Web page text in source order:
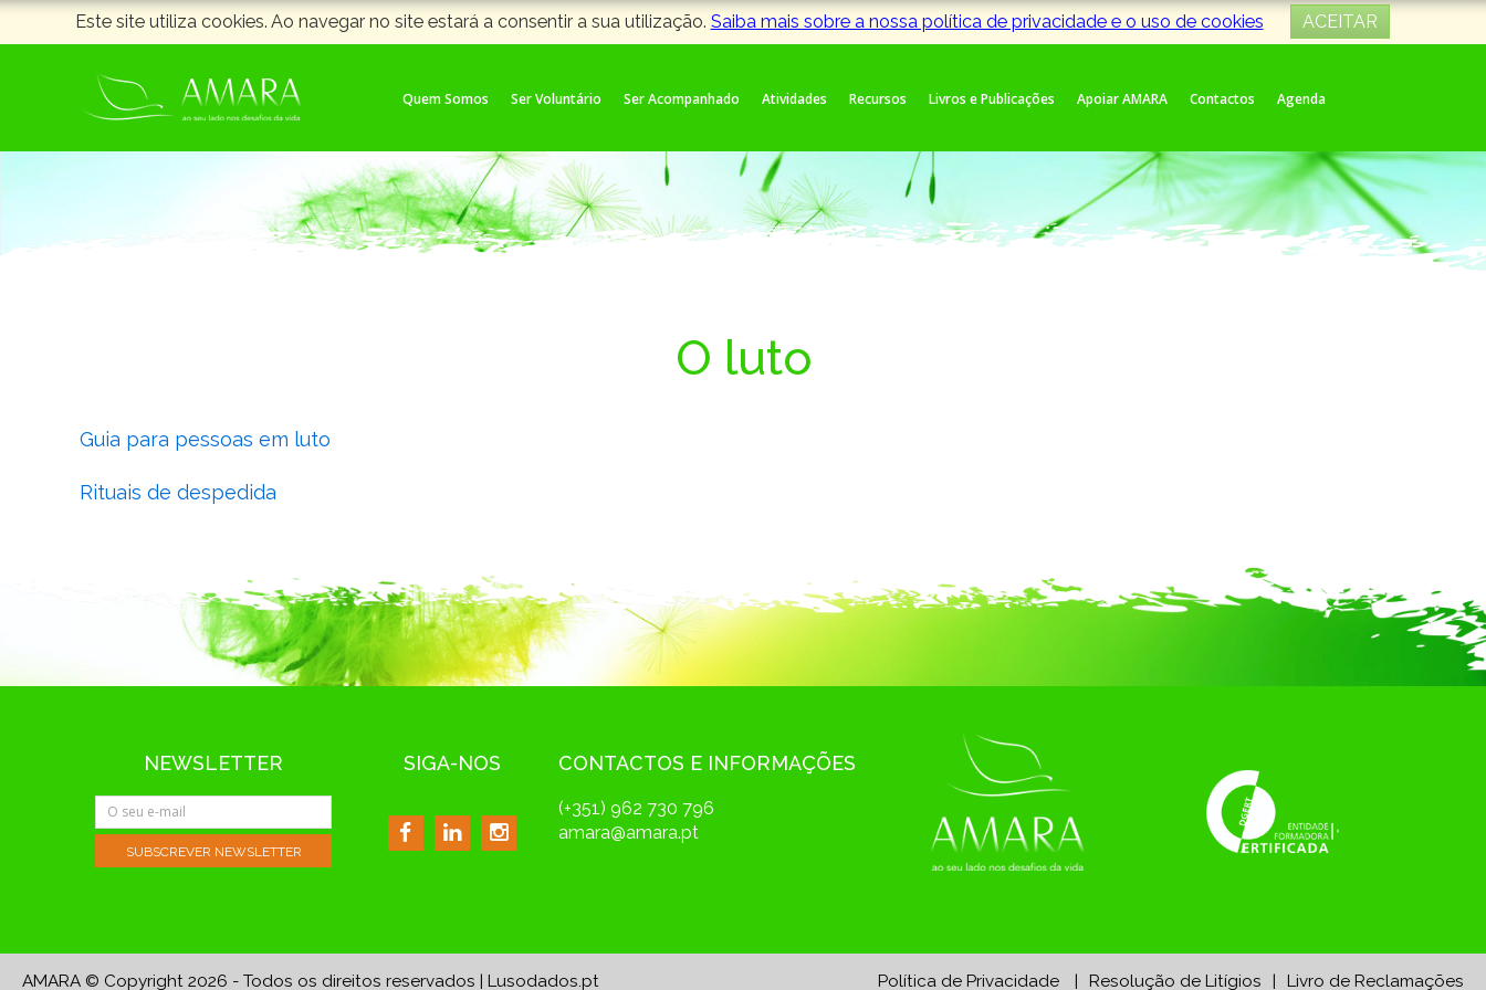
Este site utiliza cookies. Ao navegar no site estará a consentir a sua utilização. Saiba mais sobre a nossa política de privacidade e o uso de cookies ACEITAR
Quem Somos Ser Voluntário Ser Acompanhado Atividades Recursos Livros e Publicações Apoiar AMARA Contactos Agenda
O luto
Guia para pessoas em luto
Rituais de despedida
NEWSLETTER SIGA-NOS CONTACTOS E INFORMAÇÕES
(+351) 962 730 796
amara@amara.pt
AMARA © Copyright 2026 - Todos os direitos reservados | Lusodados.pt Política de Privacidade Resolução de Litígios Livro de Reclamações